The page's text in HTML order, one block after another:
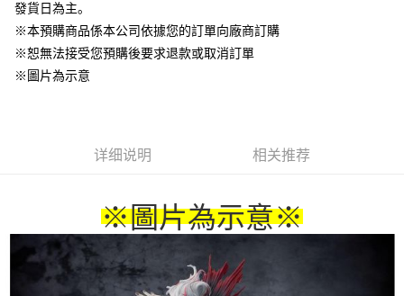
全家取貨付款
每笔NT$65，满NT$1,300(含以上)免运费
付款後全家取貨
每笔NT$9,999
每笔NT$65，满NT$1,300(含以上)免运费
付款後7-11取貨
每笔NT$65，满NT$1,300(含以上)免运费
發貨日為主。
※本預購商品係本公司依據您的訂單向廠商訂購
※恕無法接受您預購後要求退款或取消訂單
※圖片為示意
详细说明 相关推荐
※圖片為示意※